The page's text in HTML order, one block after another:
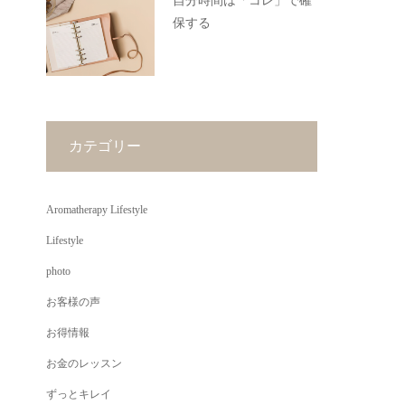
保する
カテゴリー
Aromatherapy Lifestyle
Lifestyle
photo
お客様の声
お得情報
お金のレッスン
ずっとキレイ